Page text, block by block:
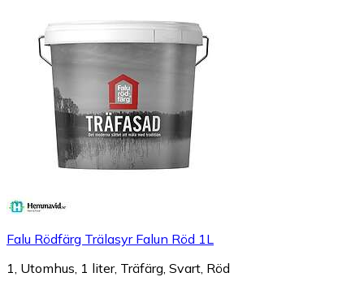
Falu Rödfärg Trälasyr Falun Röd 1L
1, Utomhus, 1 liter, Träfärg, Svart, Röd